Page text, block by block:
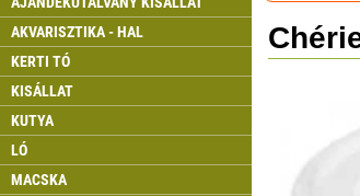
AKVARISZTIKA - HAL
KERTI TÓ
KISÁLLAT
KUTYA
LÓ
MACSKA